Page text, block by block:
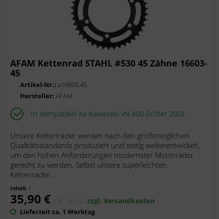
AFAM Kettenrad STAHL #530 45 Zähne 16603-
45
Artikel-Nr.: a16603.45
Hersteller:AFAM
Ist kompatibel zu Kawasaki VN 800 Drifter 2003
Unsere Kettenräder werden nach den größtmöglichen
Qualitätsstandards produziert und stetig weiterentwickelt,
um den hohen Anforderungen modernster Motorräder
gerecht zu werden. Selbst unsere superleichten
Kettenräder...
Inhalt 1
35,90 € inkl. MwSt.zzgl. Versandkosten
Lieferzeit ca. 1 Werktag